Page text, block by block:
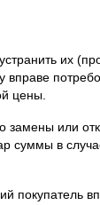
их
цены.
замены или
суммы в
покупатель